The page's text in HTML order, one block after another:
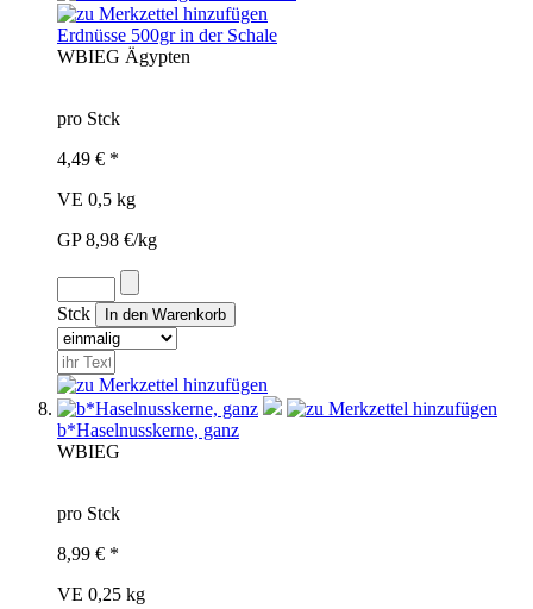
Erdnüsse 500gr in der Schale
WBIEG Ägypten
pro Stck
4,49 € *
VE 0,5 kg
GP 8,98 €/kg
Stck
b*Haselnusskerne, ganz
WBIEG
pro Stck
8,99 € *
VE 0,25 kg